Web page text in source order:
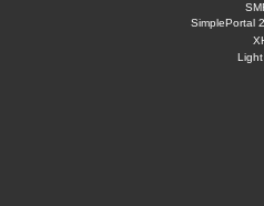
SimplePortal